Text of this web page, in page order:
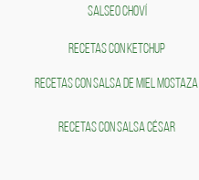
SALSEO CHOVÍ
RECETAS CON KETCHUP
RECETAS CON SALSA DE MIEL MOSTAZA
RECETAS CON SALSA CÉSAR